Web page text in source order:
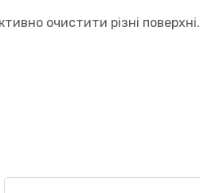
очистити різні поверхні.